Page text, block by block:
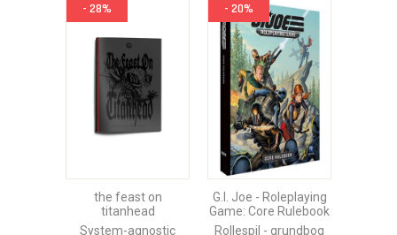
- 28%
the feast on
titanhead
System-agnostic
- 20%
G.I. Joe - Roleplaying
Game: Core Rulebook
Rollespil - grundbog